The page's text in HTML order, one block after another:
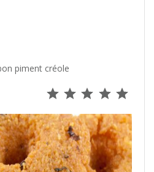
piment créole